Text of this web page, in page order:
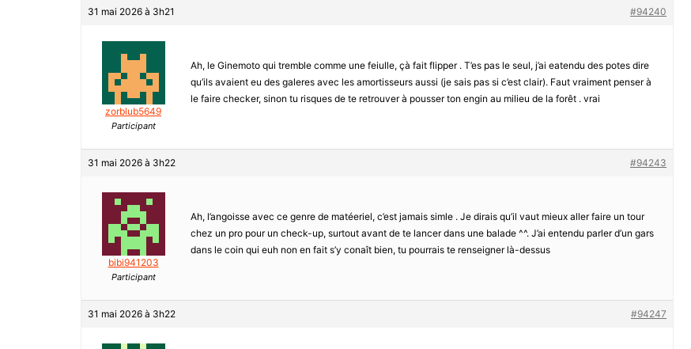
31 mai 2026 à 3h21 #94240
zorblub5649
Participant
Ah, le Ginemoto qui tremble comme une feiulle, çà fait flipper . T’es pas le seul, j’ai eatendu des potes dire
qu’ils avaient eu des galeres avec les amortisseurs aussi (je sais pas si c’est clair). Faut vraiment penser à
le faire checker, sinon tu risques de te retrouver à pousser ton engin au milieu de la forêt . vrai
31 mai 2026 à 3h22 #94243
bibi941203
Participant
Ah, l’angoisse avec ce genre de matéeriel, c’est jamais simle . Je dirais qu’il vaut mieux aller faire un tour
chez un pro pour un check-up, surtout avant de te lancer dans une balade ^^. J’ai entendu parler d’un gars
dans le coin qui euh non en fait s’y conaît bien, tu pourrais te renseigner là-dessus
31 mai 2026 à 3h22 #94247